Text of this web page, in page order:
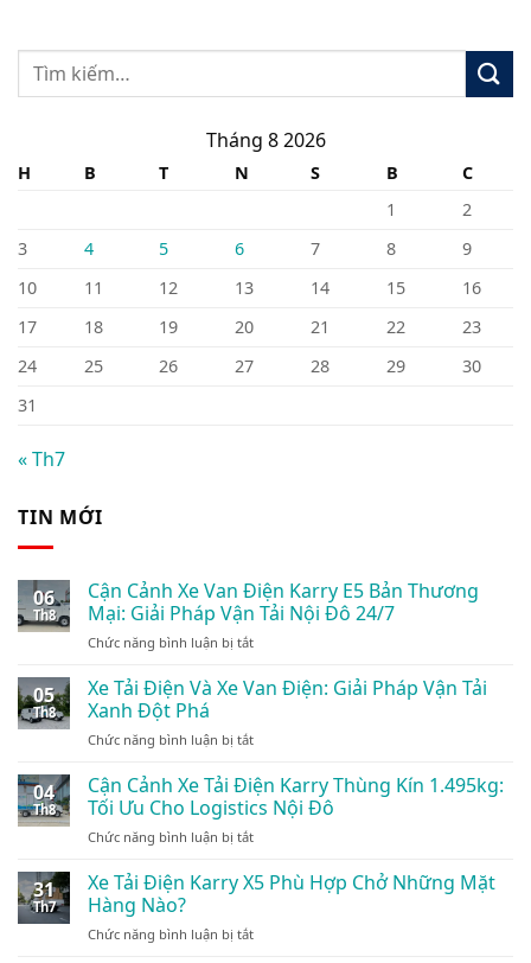
Tháng 8 2026
H B T N S B
C
1
2
3
4 5 6 7 8
9
10
11 12 13 14 15
16
17
18 19 20 21 22
23
24
25 26 27 28 29
30
31
« Th7
TIN MỚI
06
Th8
Cận Cảnh Xe Van Điện Karry E5 Bản Thương
Mại: Giải Pháp Vận Tải Nội Đô 24/7
Chức năng bình luận bị tắtở
Cảnh
Điện
E5
Bản
Thương
Mại:
Pháp
Nội
05
Th8
Xe Tải Điện Và Xe Van Điện: Giải Pháp Vận Tải
Xanh Đột Phá
Chức năng bình luận bị tắtở
Tải
Điện
Và
Xe
Điện:
Vận
04
Th8
Cận Cảnh Xe Tải Điện Karry Thùng Kín 1.495kg:
Tối Ưu Cho Logistics Nội Đô
Chức năng bình luận bị tắtở
Cảnh
Điện
31
Th7
Xe Tải Điện Karry X5 Phù Hợp Chở Những Mặt
Hàng Nào?
Chức năng bình luận bị tắtở